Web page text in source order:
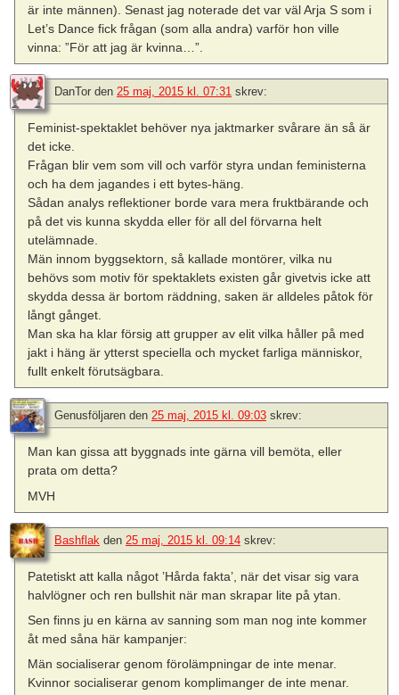
är inte männen). Senast jag noterade det var väl Arja S som i
Let’s Dance fick frågan (som alla andra) varför hon ville
vinna: ”För att jag är kvinna…”.
DanTor den 25 maj, 2015 kl. 07:31 skrev:
Feminist-spektaklet behöver nya jaktmarker svårare än så är
det icke.
Frågan blir vem som vill och varför styra undan feministerna
och ha dem jagandes i ett bytes-häng.
Sådan analys reflektioner borde vara mera fruktbärande och
på det vis kunna skydda eller för all del förvarna helt
utelämnade.
Män innom byggsektorn, så kallade montörer, vilka nu
behövs som motiv för spektaklets existen går givetvis icke att
skydda dessa är bortom räddning, saken är alldeles påtok för
långt gånget.
Man ska ha klar försig att grupper av elit vilka håller på med
jakt i häng är ytterst speciella och mycket farliga människor,
fullt enkelt förutsägbara.
Genusföljaren den 25 maj, 2015 kl. 09:03 skrev:
Man kan gissa att byggnads inte gärna vill bemöta, eller
prata om detta?
MVH
Bashflak den 25 maj, 2015 kl. 09:14 skrev:
Patetiskt att kalla något ’Hårda fakta’, när det visar sig vara
halvlögner och ren bullshit när man skrapar lite på ytan.
Sen finns ju en kärna av sanning som man nog inte kommer
åt med såna här kampanjer:
Män socialiserar genom förolämpningar de inte menar.
Kvinnor socialiserar genom komplimanger de inte menar.